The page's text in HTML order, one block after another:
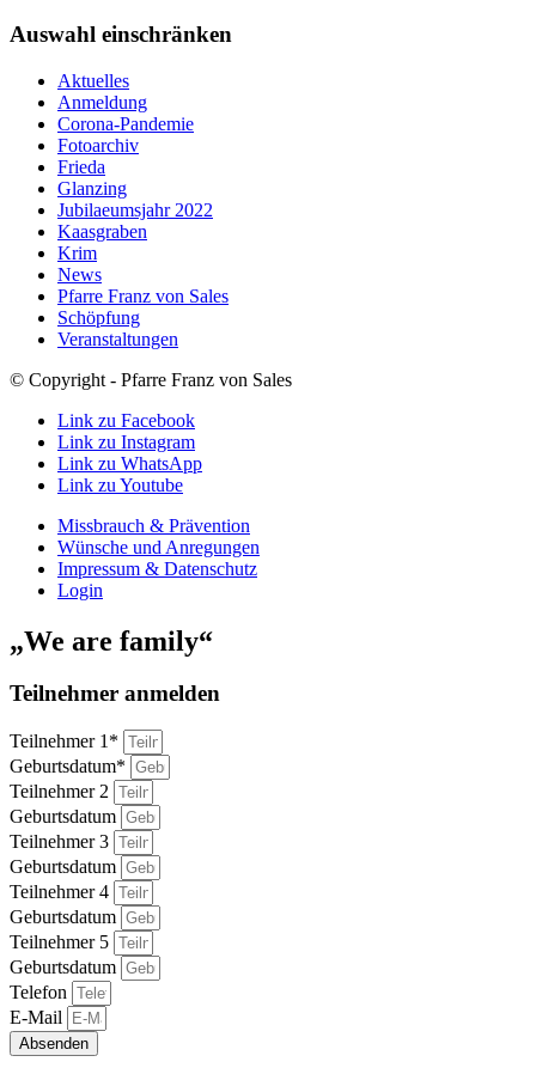
Auswahl einschränken
Aktuelles
Anmeldung
Corona-Pandemie
Fotoarchiv
Frieda
Glanzing
Jubilaeumsjahr 2022
Kaasgraben
Krim
News
Pfarre Franz von Sales
Schöpfung
Veranstaltungen
© Copyright - Pfarre Franz von Sales
Link zu Facebook
Link zu Instagram
Link zu WhatsApp
Link zu Youtube
Missbrauch & Prävention
Wünsche und Anregungen
Impressum & Datenschutz
Login
„We are family“
Teilnehmer anmelden
Teilnehmer 1*
Geburtsdatum*
Teilnehmer 2
Geburtsdatum
Teilnehmer 3
Geburtsdatum
Teilnehmer 4
Geburtsdatum
Teilnehmer 5
Geburtsdatum
Telefon
E-Mail
Absenden